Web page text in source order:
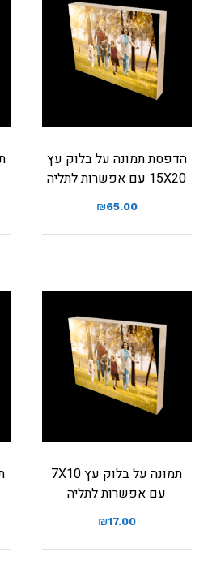
הדפסת תמונה על בלוק עץ
15X20 עם אפשרות לתליה
₪65.00
תמונה על בלוק עץ 7X10
עם אפשרות לתליה
₪17.00